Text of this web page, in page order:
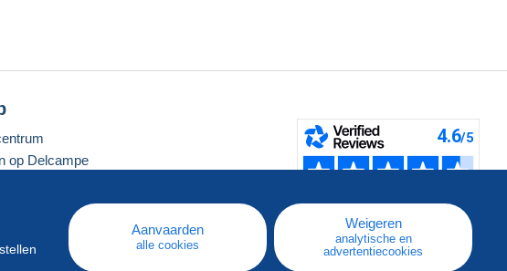
Aanvaarden
alle cookies
Weigeren
analytische en
advertentiecookies
op Delcampe
website